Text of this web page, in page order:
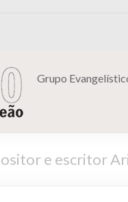
Grupo
e escritor